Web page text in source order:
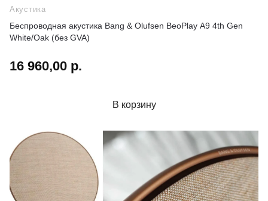
Акустика
Беспроводная акустика Bang & Olufsen BeoPlay A9 4th Gen
White/Oak (без GVA)
16 960,00 р.
В корзину